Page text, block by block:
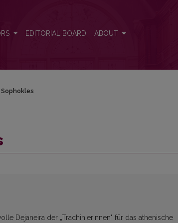
EDITORIAL BOARD ABOUT
Dejaneira der „Trachinierinnen" für das athenische